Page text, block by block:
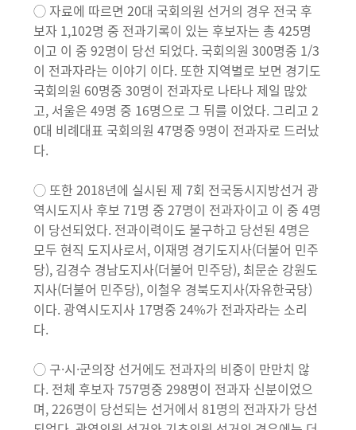
◯ 자료에 따르면 20대 국회의원 선거의 경우 전국 후
보자 1,102명 중 전과기록이 있는 후보자는 총 425명
이고 이 중 92명이 당선 되었다. 국회의원 300명중 1/3
이 전과자라는 이야기 이다. 또한 지역별로 보면 경기도
국회의원 60명중 30명이 전과자로 나타나 제일 많았
고, 서울은 49명 중 16명으로 그 뒤를 이었다. 그리고 2
0대 비례대표 국회의원 47명중 9명이 전과자로 드러났
다.
◯ 또한 2018년에 실시된 제 7회 전국동시지방선거 광
역시도지사 후보 71명 중 27명이 전과자이고 이 중 4명
이 당선되었다. 전과이력이도 불구하고 당선된 4명은
모두 현직 도지사로서, 이재명 경기도지사(더불어 민주
당), 김경수 경남도지사(더불어 민주당), 최문순 강원도
지사(더불어 민주당), 이철우 경북도지사(자유한국당)
이다. 광역시도지사 17명중 24%가 전과자라는 소리
다.
◯ 구·시·군의장 선거에도 전과자의 비중이 만만치 않
다. 전체 후보자 757명중 298명이 전과자 신분이었으
며, 226명이 당선되는 선거에서 81명의 전과자가 당선